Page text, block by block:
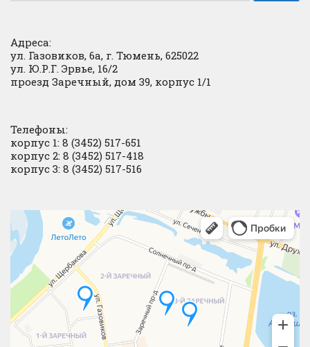
Адреса:
ул. Газовиков, 6а, г. Тюмень, 625022
ул. Ю.Р.Г. Эрвье, 16/2
проезд Заречный, дом 39, корпус 1/1
Телефоны:
корпус 1: 8 (3452) 517-651
корпус 2: 8 (3452) 517-418
корпус 3: 8 (3452) 517-516